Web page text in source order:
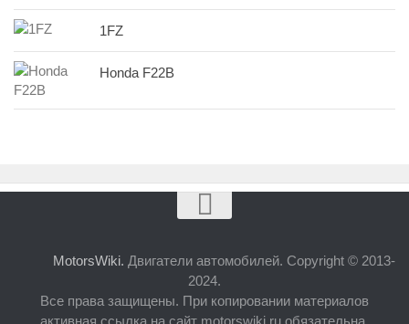
1FZ
Honda F22B
MotorsWiki. Двигатели автомобилей. Copyright © 2013-
2024.
Все права защищены. При копировании материалов
активная ссылка на сайт motorswiki.ru обязательна.